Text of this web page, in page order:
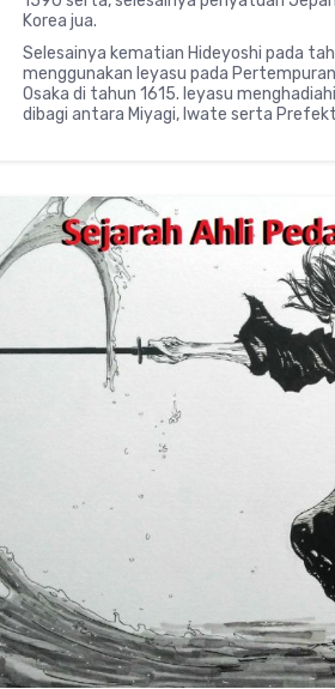
Korea jua.
Selesainya kematian Hideyoshi pada
menggunakan Ieyasu pada
Osaka di tahun 1615. Ieyasu
dibagi antara Miyagi, Iwate serta